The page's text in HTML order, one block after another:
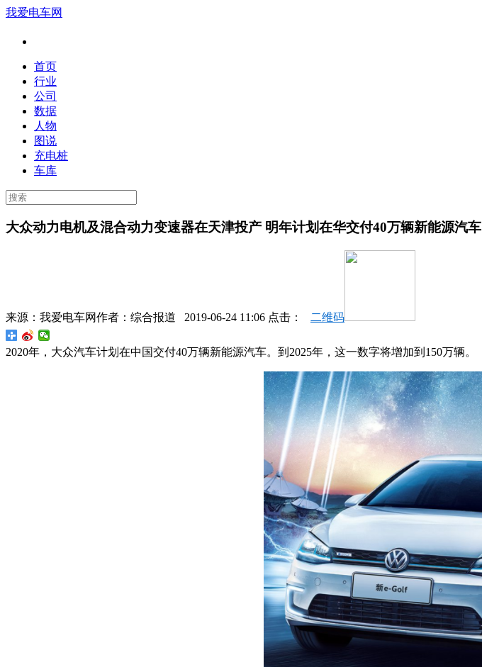
我爱电车网
首页
行业
公司
数据
人物
图说
充电桩
车库
大众动力电机及混合动力变速器在天津投产 明年计划在华交付40万辆新能源汽车
来源： 我爱电车网作者： 综合报道 2019-06-24 11:06 点击： 二维码
2020年，大众汽车计划在中国交付40万辆新能源汽车。到2025年，这一数字将增加到150万辆。